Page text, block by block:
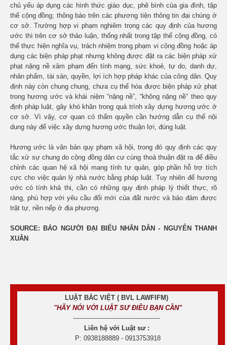
chủ yếu áp dụng các hình thức giáo dục, phê bình của gia đình, tập
thể cộng đồng; thông báo trên các phương tiện thông tin đại chúng ở
cơ sở. Trường hợp vi phạm nghiêm trọng các quy định của hương
ước thì trên cơ sở thảo luận, thống nhất trong tập thể cộng đồng, có
thể thực hiện nghĩa vụ, trách nhiệm trong phạm vi cộng đồng hoặc áp
dụng các biện pháp phạt nhưng không được đặt ra các biện pháp xử
phạt nặng nề xâm phạm đến tính mạng, sức khoẻ, tự do, danh dự,
nhân phẩm, tài sản, quyền, lợi ích hợp pháp khác của công dân. Quy
định này còn chung chung, chưa cụ thể hóa được biện pháp xử phạt
trong hương ước và khái niệm “nặng nề”, “không nặng nề” theo quy
định pháp luật, gây khó khăn trong quá trình xây dựng hương ước ở
cơ sở. Vì vậy, cơ quan có thẩm quyền cần hướng dẫn cụ thể nội
dung này để việc xây dựng hương ước thuận lợi, đúng luật.
Hương ước là văn bản quy phạm xã hội, trong đó quy định các quy
tắc xử sự chung do cộng đồng dân cư cùng thoả thuận đặt ra để điều
chỉnh các quan hệ xã hội mang tính tự quản, góp phần hỗ trợ tích
cực cho việc quản lý nhà nước bằng pháp luật. Tuy nhiên để hương
ước có tính khả thi, cần có những quy định pháp lý thiết thực, rõ
ràng, phù hợp với yêu cầu đổi mới của đất nước và bảo đảm được
trật tự, nền nếp ở địa phương.
SOURCE: BÁO NGƯỜI ĐẠI BIỂU NHÂN DÂN - NGUYỄN THANH
XUÂN
LUẬT BẮC VIỆT ( BVL LAWFIFM)
"HÃY NÓI VỚI LUẬT SƯ ĐIỀU BẠN CẦN"
-------------------------------------------
Liên hệ với Luật sư :
P: 0938188889 - 0913753918